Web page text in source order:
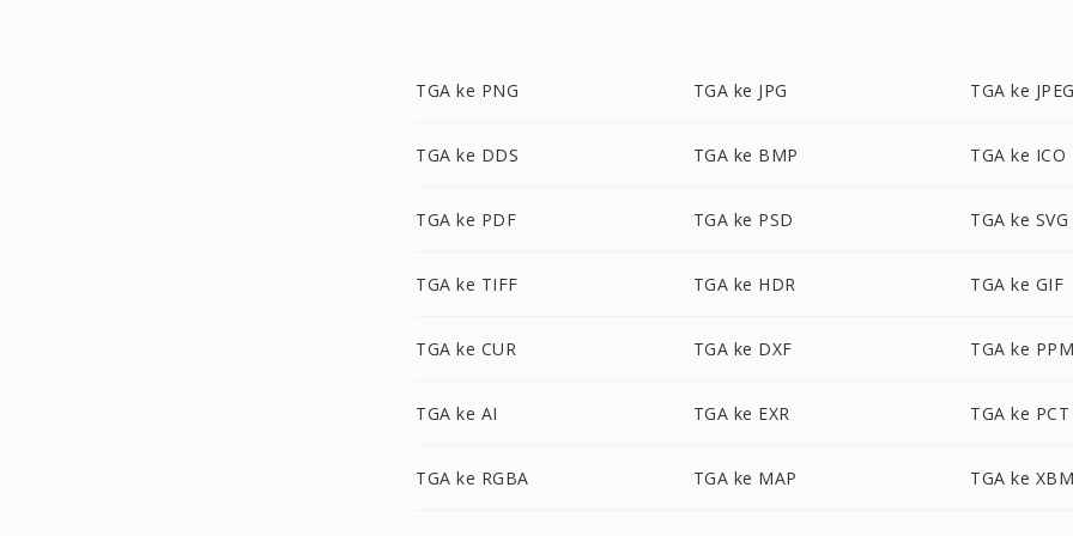
TGA ke PNG TGA ke JPG TGA ke JPEG
TGA ke DDS TGA ke BMP TGA ke ICO
TGA ke PDF TGA ke PSD TGA ke SVG
TGA ke TIFF TGA ke HDR TGA ke GIF
TGA ke CUR TGA ke DXF TGA ke PPM
TGA ke AI TGA ke EXR TGA ke PCT
TGA ke RGBA TGA ke MAP TGA ke XBM